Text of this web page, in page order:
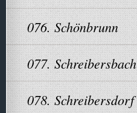
076. Schönbrunn
077. Schreibersbach
078. Schreibersdorf